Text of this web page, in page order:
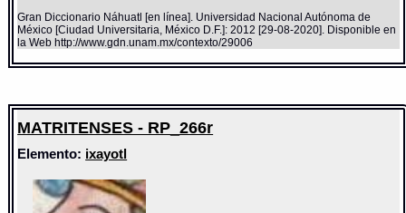
Gran Diccionario Náhuatl [en línea]. Universidad Nacional Autónoma de
México [Ciudad Universitaria, México D.F.]: 2012 [29-08-2020]. Disponible en
la Web http://www.gdn.unam.mx/contexto/29006
MATRITENSES - RP_266r
Elemento: ixayotl